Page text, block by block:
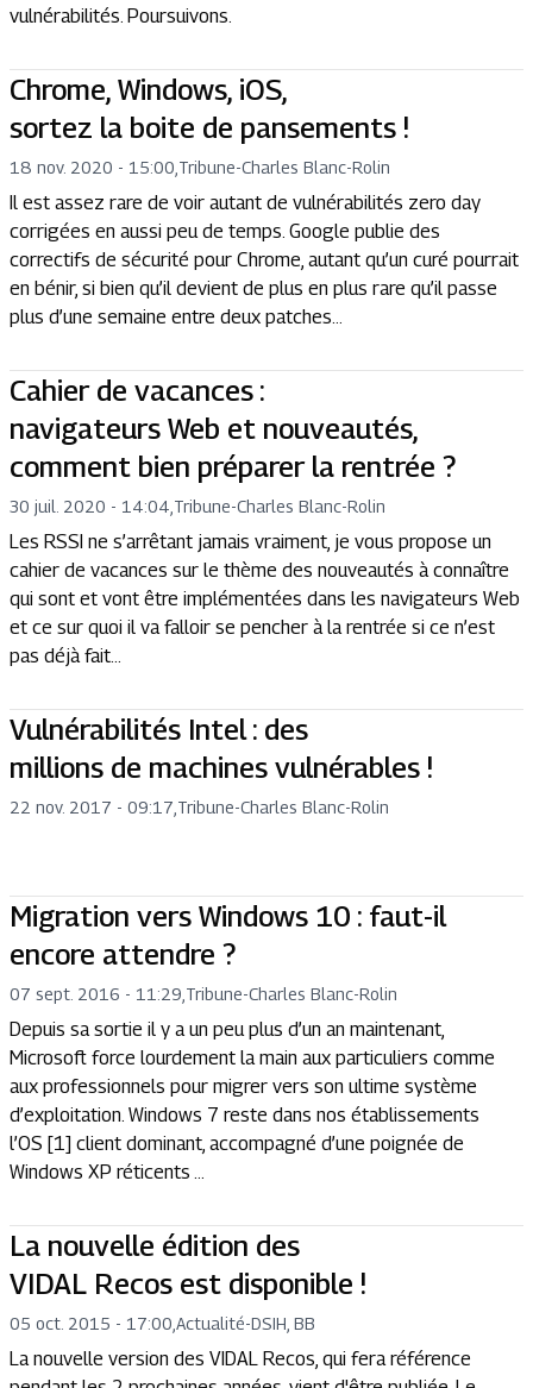
vulnérabilités. Poursuivons.
Chrome, Windows, iOS,
sortez la boite de pansements !
18 nov. 2020 - 15:00 Tribune-Charles Blanc-Rolin
Il est assez rare de voir autant de vulnérabilités zero day
corrigées en aussi peu de temps. Google publie des
correctifs de sécurité pour Chrome, autant qu’un curé pourrait
en bénir, si bien qu’il devient de plus en plus rare qu’il passe
plus d’une semaine entre deux patches…
Cahier de vacances :
navigateurs Web et nouveautés,
comment bien préparer la rentrée ?
30 juil. 2020 - 14:04 Tribune-Charles Blanc-Rolin
Les RSSI ne s’arrêtant jamais vraiment, je vous propose un
cahier de vacances sur le thème des nouveautés à connaître
qui sont et vont être implémentées dans les navigateurs Web
et ce sur quoi il va falloir se pencher à la rentrée si ce n’est
pas déjà fait...
Vulnérabilités Intel : des
millions de machines vulnérables !
22 nov. 2017 - 09:17 Tribune-Charles Blanc-Rolin
Migration vers Windows 10 : faut-il
encore attendre ?
07 sept. 2016 - 11:29 Tribune-Charles Blanc-Rolin
Depuis sa sortie il y a un peu plus d’un an maintenant,
Microsoft force lourdement la main aux particuliers comme
aux professionnels pour migrer vers son ultime système
d’exploitation. Windows 7 reste dans nos établissements
l’OS [1] client dominant, accompagné d’une poignée de
Windows XP réticents ...
La nouvelle édition des
VIDAL Recos est disponible !
05 oct. 2015 - 17:00 Actualité-DSIH, BB
La nouvelle version des VIDAL Recos, qui fera référence